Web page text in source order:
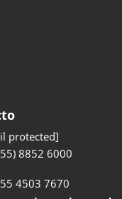
protected]
8852 6000
4503 7670